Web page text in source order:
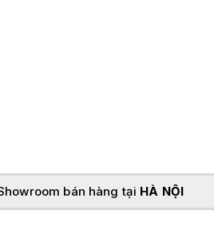
bán hàng tại HÀ NỘI